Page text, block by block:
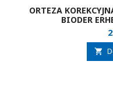
ORTEZA
BIODER
